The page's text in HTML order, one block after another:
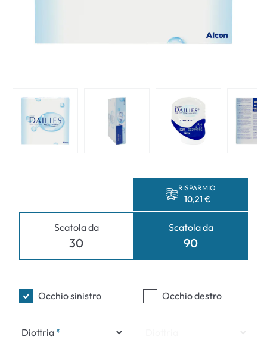
Scatola da
30
RISPARMIO
10,21 €
Scatola da
90
Occhio sinistro
Diottria
Occhio destro